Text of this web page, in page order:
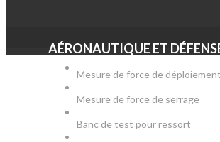
AÉRONAUTIQUE ET
Mesure de force de
Mesure de force de serrage
Banc de test pour ressort